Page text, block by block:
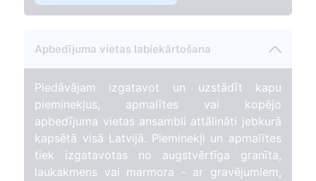
Apbedījuma vietas labiekārtošana
Piedāvājam izgatavot un uzstādīt kapu
pieminekļus, apmalītes vai kopējo
apbedījuma vietas ansambli attālināti jebkurā
kapsētā visā Latvijā. Pieminekļi un apmalītes
tiek izgatavotas no augstvērtīga granīta,
laukakmens vai marmora - ar gravējumiem,